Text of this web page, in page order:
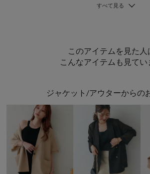
このアイテムを見た人
こんなアイテムも見てい
ジャケット/アウターからの